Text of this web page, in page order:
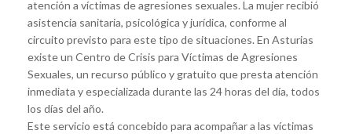
atención a víctimas de agresiones sexuales. La mujer recibió
asistencia sanitaria, psicológica y jurídica, conforme al
circuito previsto para este tipo de situaciones. En Asturias
existe un Centro de Crisis para Víctimas de Agresiones
Sexuales, un recurso público y gratuito que presta atención
inmediata y especializada durante las 24 horas del día, todos
los días del año.
Este servicio está concebido para acompañar a las víctimas